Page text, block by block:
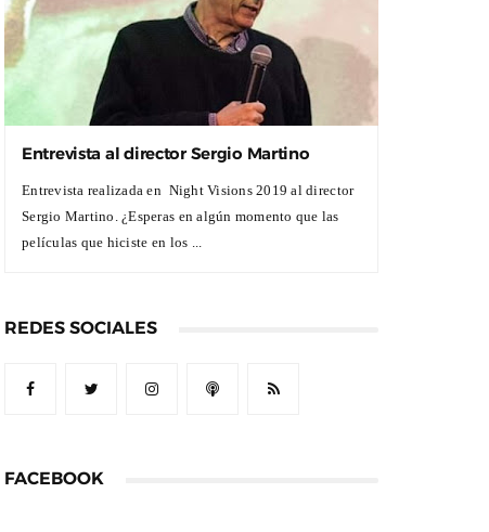
Entrevista al director Sergio Martino
Entrevista realizada en Night Visions 2019 al director
Sergio Martino. ¿Esperas en algún momento que las
películas que hiciste en los ...
REDES SOCIALES
FACEBOOK